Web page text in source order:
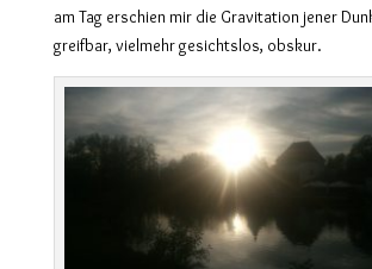
am Tag erschien mir die Gravitation jener
greifbar, vielmehr gesichtslos, obskur.